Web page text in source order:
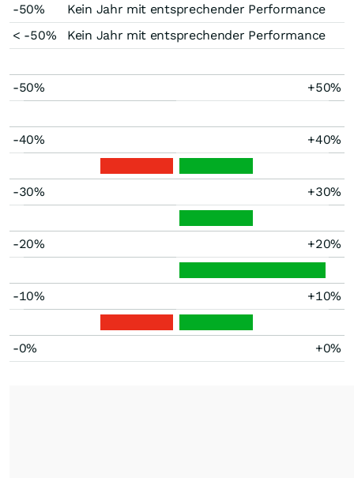
-50%
Kein Jahr mit entsprechender Performance
< -50%
Kein Jahr mit entsprechender Performance
-50% +50%
-40% +40%
-30% +30%
-20% +20%
-10% +10%
-0% +0%